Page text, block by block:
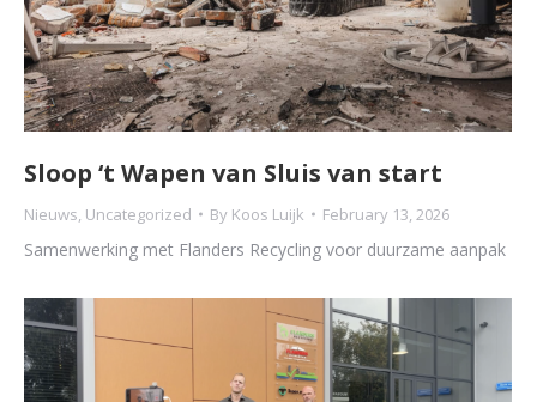
Sloop ‘t Wapen van Sluis van start
Nieuws Uncategorized By Koos Luijk February 13, 2026
Samenwerking met Flanders Recycling voor duurzame aanpak